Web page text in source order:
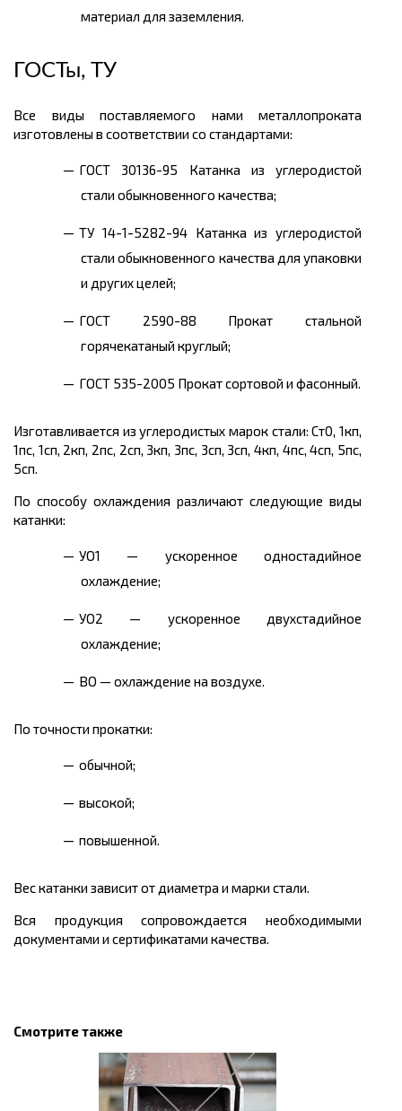
материал для заземления.
ГОСТы, ТУ
Все виды поставляемого нами металлопроката
изготовлены в соответствии со стандартами:
ГОСТ 30136-95 Катанка из углеродистой
стали обыкновенного качества;
ТУ 14-1-5282-94 Катанка из углеродистой
стали обыкновенного качества для упаковки
и других целей;
ГОСТ 2590-88 Прокат стальной
горячекатаный круглый;
ГОСТ 535-2005 Прокат сортовой и фасонный.
Изготавливается из углеродистых марок стали: Ст0, 1кп,
1пс, 1сп, 2кп, 2пс, 2сп, 3кп, 3пс, 3сп, 3сп, 4кп, 4пс, 4сп, 5пс,
5сп.
По способу охлаждения различают следующие виды
катанки:
УО1 — ускоренное одностадийное
охлаждение;
УО2 — ускоренное двухстадийное
охлаждение;
ВО — охлаждение на воздухе.
По точности прокатки:
обычной;
высокой;
повышенной.
Вес катанки зависит от диаметра и марки стали.
Вся продукция сопровождается необходимыми
документами и сертификатами качества.
Смотрите также